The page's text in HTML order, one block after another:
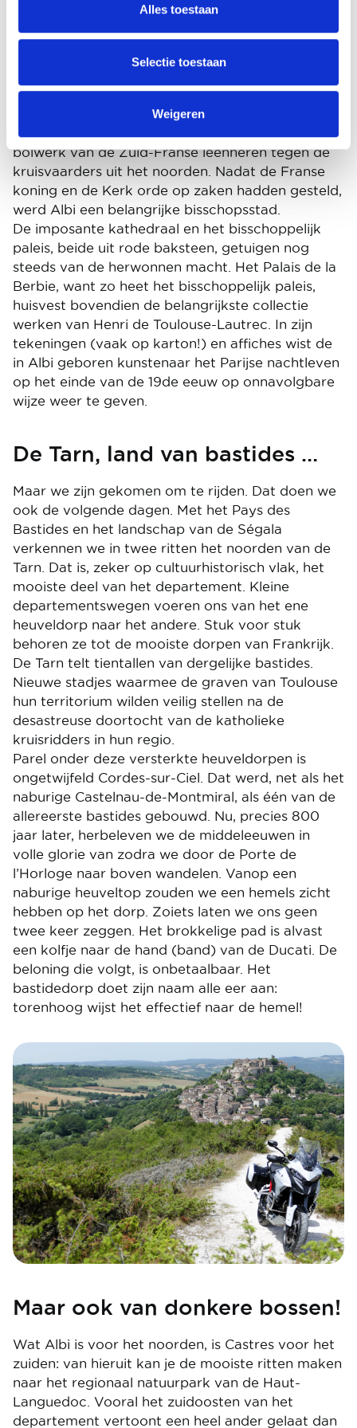
Alles toestaan
Selectie toestaan
Weigeren
De Tarn snijdt het noorden van het departement
in twee. Net zoals hij doet met het stadcentrum
van Albi. De hoofdstad van het departement
geschiedenis. Werden de Katharen ook niet
Albigenzen genoemd? Het stadje was samen met
Béziers, Carcassonne en Toulouse een belangrijk
bolwerk van de Zuid-Franse leenheren tegen de
kruisvaarders uit het noorden. Nadat de Franse
koning en de Kerk orde op zaken hadden gesteld,
werd Albi een belangrijke bisschopsstad.
De imposante kathedraal en het bisschoppelijk
paleis, beide uit rode baksteen, getuigen nog
steeds van de herwonnen macht. Het Palais de la
Berbie, want zo heet het bisschoppelijk paleis,
huisvest bovendien de belangrijkste collectie
werken van Henri de Toulouse-Lautrec. In zijn
tekeningen (vaak op karton!) en affiches wist de
in Albi geboren kunstenaar het Parijse nachtleven
op het einde van de 19de eeuw op onnavolgbare
wijze weer te geven.
De Tarn, land van bastides …
Maar we zijn gekomen om te rijden. Dat doen we
ook de volgende dagen. Met het Pays des
Bastides en het landschap van de Ségala
verkennen we in twee ritten het noorden van de
Tarn. Dat is, zeker op cultuurhistorisch vlak, het
mooiste deel van het departement. Kleine
departementswegen voeren ons van het ene
heuveldorp naar het andere. Stuk voor stuk
behoren ze tot de mooiste dorpen van Frankrijk.
De Tarn telt tientallen van dergelijke bastides.
Nieuwe stadjes waarmee de graven van Toulouse
hun territorium wilden veilig stellen na de
desastreuse doortocht van de katholieke
kruisridders in hun regio.
Parel onder deze versterkte heuveldorpen is
ongetwijfeld Cordes-sur-Ciel. Dat werd, net als het
naburige Castelnau-de-Montmiral, als één van de
allereerste bastides gebouwd. Nu, precies 800
jaar later, herbeleven we de middeleeuwen in
volle glorie van zodra we door de Porte de
l’Horloge naar boven wandelen. Vanop een
naburige heuveltop zouden we een hemels zicht
hebben op het dorp. Zoiets laten we ons geen
twee keer zeggen. Het brokkelige pad is alvast
een kolfje naar de hand (band) van de Ducati. De
beloning die volgt, is onbetaalbaar. Het
bastidedorp doet zijn naam alle eer aan:
torenhoog wijst het effectief naar de hemel!
Image
Maar ook van donkere bossen!
Wat Albi is voor het noorden, is Castres voor het
zuiden: van hieruit kan je de mooiste ritten maken
naar het regionaal natuurpark van de Haut-
Languedoc. Vooral het zuidoosten van het
departement vertoont een heel ander gelaat dan